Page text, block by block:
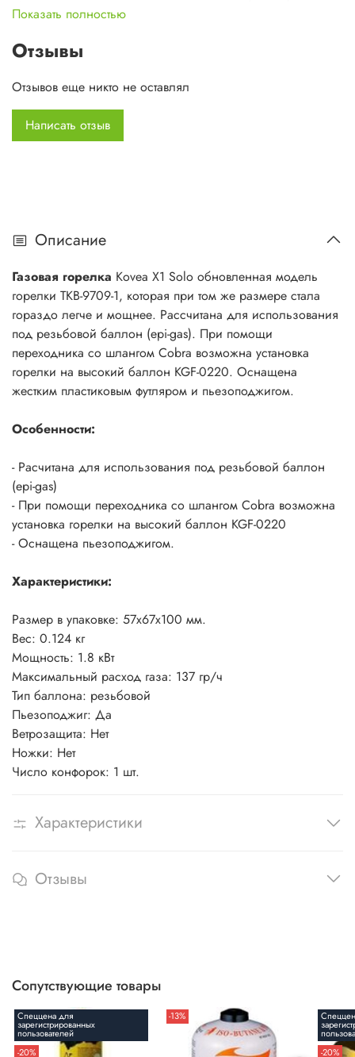
- Расчитана для использования под резьбовой баллон
(epi-gas)
- При помощи переходника со шлангом Cobra возможна
установка горелки на высокий баллон KGF-0220
- Оснащена пьезоподжигом.
Характеристики:
Тип баллона: резьбовой
Ветрозащита: Нет
Ножки: Нет
Число конфорок: 1 шт.
Показать полностью
Отзывы
Отзывов еще никто не оставлял
Написать отзыв
Описание
Газовая горелка Kovea X1 Solo обновленная модель
горелки TKB-9709-1, которая при том же размере стала
гораздо легче и мощнее. Рассчитана для использования
под резьбовой баллон (epi-gas). При помощи
переходника со шлангом Cobra возможна установка
горелки на высокий баллон KGF-0220. Оснащена
жестким пластиковым футляром и пьезоподжигом.
Особенности:
- Расчитана для использования под резьбовой баллон
(epi-gas)
- При помощи переходника со шлангом Cobra возможна
установка горелки на высокий баллон KGF-0220
- Оснащена пьезоподжигом.
Характеристики:
Размер в упаковке: 57х67х100 мм.
Вес: 0.124 кг
Мощность: 1.8 кВт
Максимальный расход газа: 137 гр/ч
Тип баллона: резьбовой
Пьезоподжиг: Да
Ветрозащита: Нет
Ножки: Нет
Число конфорок: 1 шт.
Характеристики
Отзывы
Сопутствующие товары
Спеццена для
зарегистрированных
пользователей
-20%
-13%
-20%